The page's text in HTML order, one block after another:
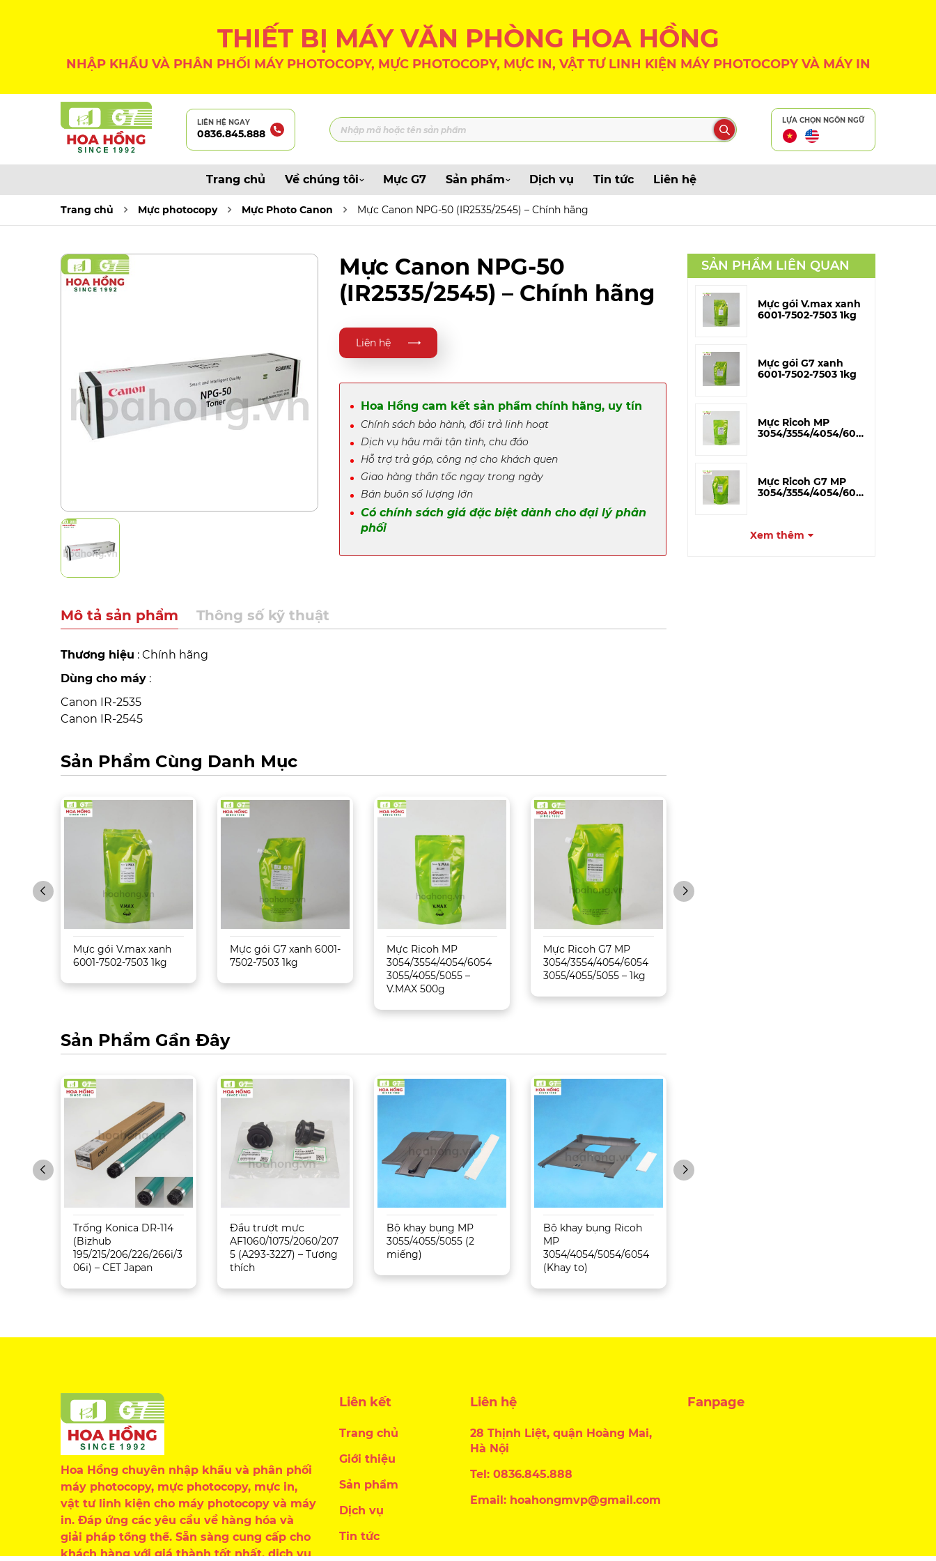
THIẾT BỊ MÁY VĂN PHÒNG HOA HỒNG
NHẬP KHẨU VÀ PHÂN PHỐI MÁY PHOTOCOPY, MỰC PHOTOCOPY, MỰC IN, VẬT TƯ LINH KIỆN MÁY PHOTOCOPY VÀ MÁY IN
LIÊN HỆ NGAY
0836.845.888
LỰA CHỌN NGÔN NGỮ
Trang chủ Về chúng tôi Mực G7 Sản phẩm Dịch vụ Tin tức Liên hệ
Trang chủ Mực photocopy Mực Photo Canon Mực Canon NPG-50 (IR2535/2545) – Chính hãng
Mực Canon NPG-50
(IR2535/2545) – Chính hãng
Liên hệ
Hoa Hồng cam kết sản phẩm chính hãng, uy tín
Chính sách bảo hành, đổi trả linh hoạt
Dịch vụ hậu mãi tận tình, chu đáo
Hỗ trợ trả góp, công nợ cho khách quen
Giao hàng thần tốc ngay trong ngày
Bán buôn số lượng lớn
Có chính sách giá đặc biệt dành cho đại lý phân
phối
Mô tả sản phẩm Thông số kỹ thuật
Thương hiệu : Chính hãng
Dùng cho máy :
Canon IR-2535
Canon IR-2545
Sản Phẩm Cùng Danh Mục
Mực gói V.max xanh
6001-7502-7503 1kg
Mực gói G7 xanh 6001-
7502-7503 1kg
Mực Ricoh MP
3054/3554/4054/6054
3055/4055/5055 –
V.MAX 500g
Mực Ricoh G7 MP
3054/3554/4054/6054
3055/4055/5055 – 1kg
Sản Phẩm Gần Đây
Trống Konica DR-114
(Bizhub
195/215/206/226/266i/3
06i) – CET Japan
Đầu trượt mực
AF1060/1075/2060/207
5 (A293-3227) – Tương
thích
Bộ khay bụng MP
3055/4055/5055 (2
miếng)
Bộ khay bụng Ricoh
MP
3054/4054/5054/6054
(Khay to)
SẢN PHẨM LIÊN QUAN
Mực gói V.max xanh
6001-7502-7503 1kg
Mực gói G7 xanh
6001-7502-7503 1kg
Mực Ricoh MP
3054/3554/4054/6054
Mực Ricoh G7 MP
3054/3554/4054/6054
Xem thêm
Hoa Hồng chuyên nhập khẩu và phân phối
máy photocopy, mực photocopy, mực in,
vật tư linh kiện cho máy photocopy và máy
in. Đáp ứng các yêu cầu về hàng hóa và
giải pháp tổng thể. Sẵn sàng cung cấp cho
khách hàng với giá thành tốt nhất, dịch vụ
Liên kết
Trang chủ
Giới thiệu
Sản phẩm
Dịch vụ
Tin tức
Liên hệ
28 Thịnh Liệt, quận Hoàng Mai,
Hà Nội
Tel: 0836.845.888
Email: hoahongmvp@gmail.com
Fanpage